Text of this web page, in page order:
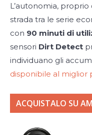
L’autonomia,
strada tra le serie
con 90 minuti di
sensori Dirt Detect
individuano gli
disponibile al miglior
ACQUISTALO SU